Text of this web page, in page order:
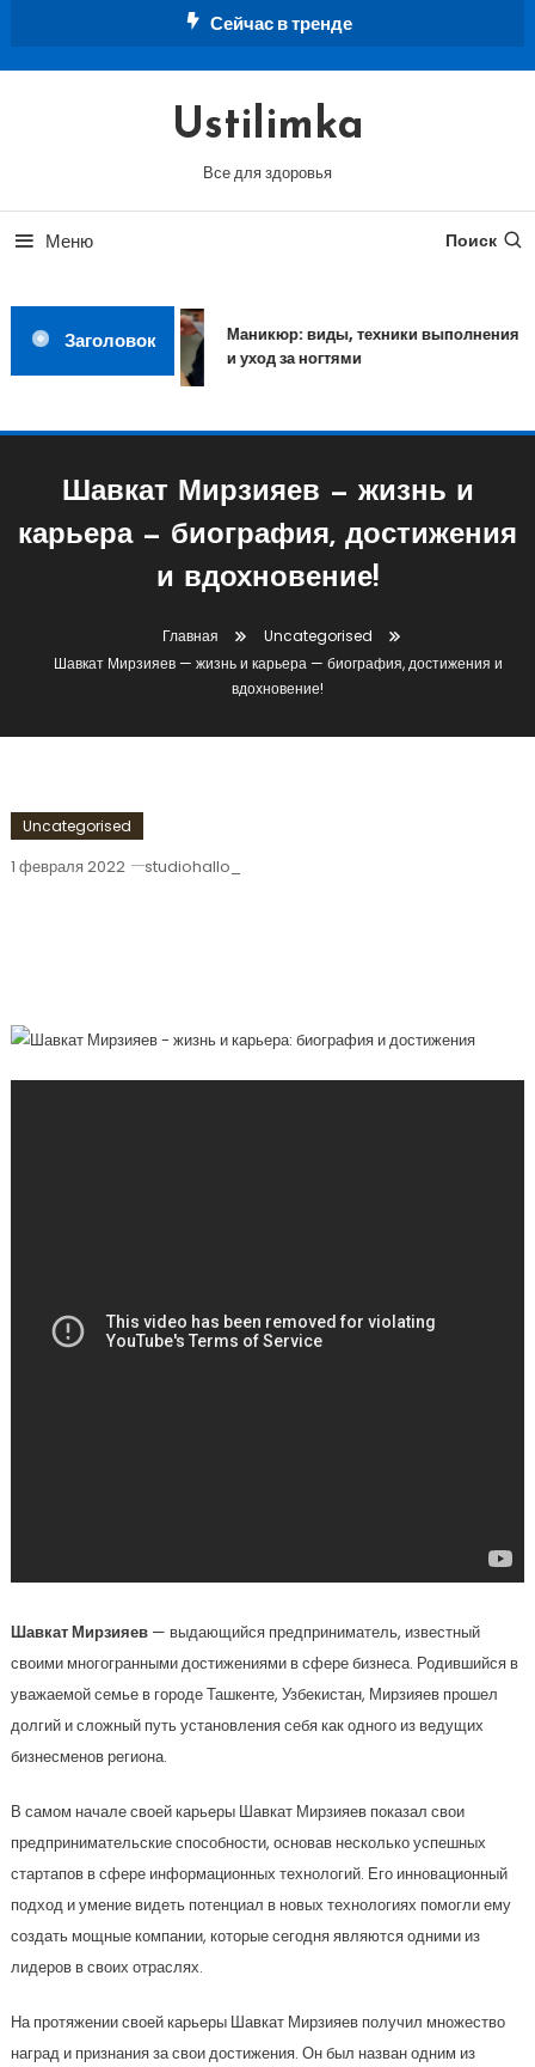
Сейчас в тренде
Ustilimka
Все для здоровья
Меню Поиск
Заголовок
Маникюр: виды, техники выполнения
и уход за ногтями
Шавкат Мирзияев — жизнь и
карьера — биография, достижения
и вдохновение!
Главная
Uncategorised
Шавкат Мирзияев — жизнь и карьера — биография, достижения и
вдохновение!
Uncategorised
1 февраля 2022 studiohallo_
Шавкат Мирзияев— выдающийся предприниматель, известный
своими многогранными достижениями в сфере бизнеса. Родившийся в
уважаемой семье в городе Ташкенте, Узбекистан, Мирзияев прошел
долгий и сложный путь установления себя как одного из ведущих
бизнесменов региона.
В самом начале своей карьеры Шавкат Мирзияев показал свои
предпринимательские способности, основав несколько успешных
стартапов в сфере информационных технологий. Его инновационный
подход и умение видеть потенциал в новых технологиях помогли ему
создать мощные компании, которые сегодня являются одними из
лидеров в своих отраслях.
На протяжении своей карьеры Шавкат Мирзияев получил множество
наград и признания за свои достижения. Он был назван одним из